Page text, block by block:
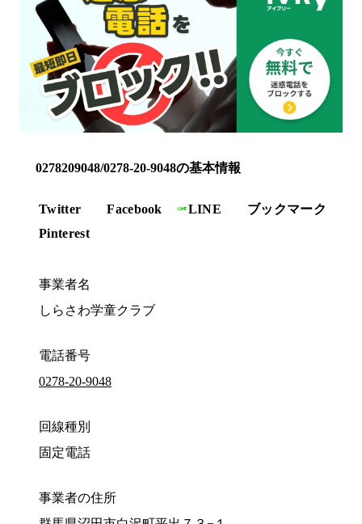
0278209048/0278-20-9048の基本情報
Twitter Facebook LINE
ブックマーク
Pinterest
事業者名
しらさわ学童クラブ
電話番号
0278-20-9048
回線種別
固定電話
事業者の住所